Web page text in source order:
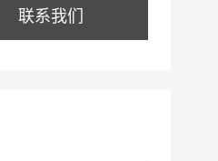
联系我们